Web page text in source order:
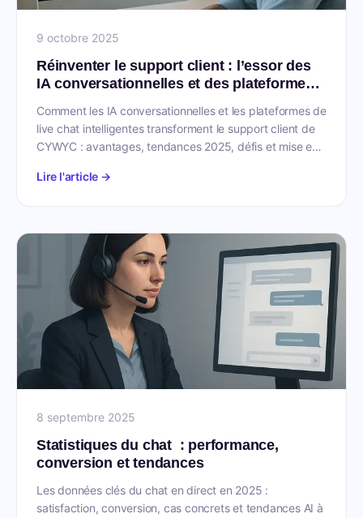
9 octobre 2025
Réinventer le support client : l’essor des
IA conversationnelles et des plateformes
Comment les IA conversationnelles et les plateformes de
live chat intelligentes transforment le support client de
CYWYC : avantages, tendances 2025, défis et mise en
Lire l'article →
8 septembre 2025
Statistiques du chat : performance,
conversion et tendances
Les données clés du chat en direct en 2025 :
satisfaction, conversion, cas concrets et tendances AI à